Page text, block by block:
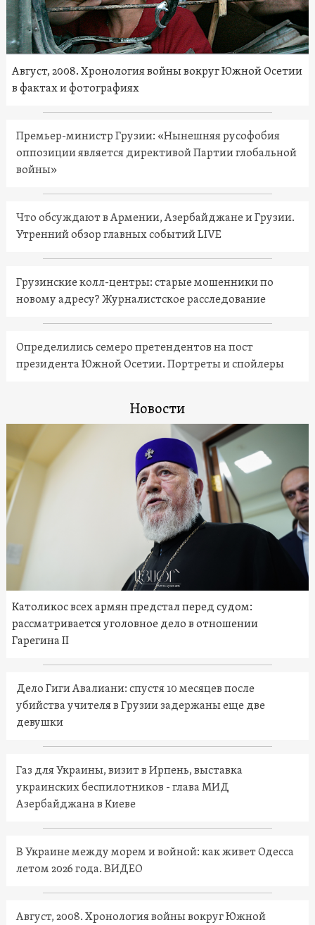
Август, 2008. Хронология войны вокруг Южной Осетии
в фактах и фотографиях
Премьер-министр Грузии: «Нынешняя русофобия
оппозиции является директивой Партии глобальной
войны»
Что обсуждают в Армении, Азербайджане и Грузии.
Утренний обзор главных событий LIVE
Грузинские колл-центры: старые мошенники по
новому адресу? Журналистское расследование
Определились семеро претендентов на пост
президента Южной Осетии. Портреты и спойлеры
Новости
Католикос всех армян предстал перед судом:
рассматривается уголовное дело в отношении
Гарегина II
Дело Гиги Авалиани: спустя 10 месяцев после
убийства учителя в Грузии задержаны еще две
девушки
Газ для Украины, визит в Ирпень, выставка
украинских беспилотников - глава МИД
Азербайджана в Киеве
В Украине между морем и войной: как живет Одесса
летом 2026 года. ВИДЕО
Август, 2008. Хронология войны вокруг Южной